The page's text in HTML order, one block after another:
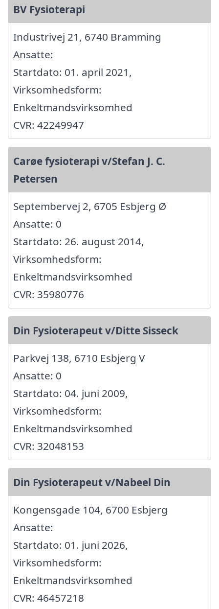
BV Fysioterapi
Industrivej 21, 6740 Bramming
Ansatte:
Startdato: 01. april 2021,
Virksomhedsform:
Enkeltmandsvirksomhed
CVR: 42249947
Carøe fysioterapi v/Stefan J. C.
Petersen
Septembervej 2, 6705 Esbjerg Ø
Ansatte: 0
Startdato: 26. august 2014,
Virksomhedsform:
Enkeltmandsvirksomhed
CVR: 35980776
Din Fysioterapeut v/Ditte Sisseck
Parkvej 138, 6710 Esbjerg V
Ansatte: 0
Startdato: 04. juni 2009,
Virksomhedsform:
Enkeltmandsvirksomhed
CVR: 32048153
Din Fysioterapeut v/Nabeel Din
Kongensgade 104, 6700 Esbjerg
Ansatte:
Startdato: 01. juni 2026,
Virksomhedsform:
Enkeltmandsvirksomhed
CVR: 46457218